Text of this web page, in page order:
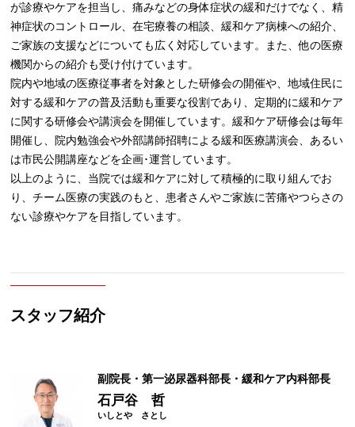
が診療やケアを担当し、痛みなどの身体症状の緩和だけでなく、精
神症状のコントロール、在宅療養の相談、緩和ケア病棟への紹介、
ご家族の支援などについても広く対応しています。また、他の医療
機関からの紹介も受け付けています。
院内や地域の医療従事者を対象とした研修会の開催や、地域住民に
対する緩和ケアの普及活動も重要な役割であり、定期的に緩和ケア
に関する研修会や講演会を開催しています。緩和ケア研修会は毎年
開催し、院内勉強会や外部講師招聘による緩和医療講演会、あるい
は市民公開講座などを企画･運営しています。
以上のように、当院では緩和ケアに対して積極的に取り組んでお
り、チーム医療の実践のもと、患者さんやご家族に苦痛やつらさの
ない診療やケアを目指しています。
スタッフ紹介
副院長・第一泌尿器科部長・緩和ケア内科部長
石戸谷 哲